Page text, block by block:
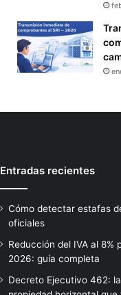
Entradas recientes
Cómo detectar estafas
oficiales
Reducción del IVA al 8%
2026: guía completa
Decreto Ejecutivo 462: